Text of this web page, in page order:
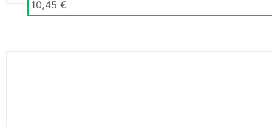
10,45 €